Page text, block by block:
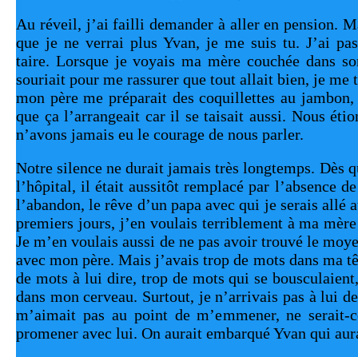
Au réveil, j’ai failli demander à aller en pension.
que je ne verrai plus Yvan, je me suis tu. J’ai
taire. Lorsque je voyais ma mère couchée dans
souriait pour me rassurer que tout allait bien, je me
mon père me préparait des coquillettes au
que ça l’arrangeait car il se taisait aussi. Nous
n’avons jamais eu le courage de nous parler.
Notre silence ne durait jamais très longtemps. Dès
l’hôpital, il était aussitôt remplacé par l’absence
l’abandon, le rêve d’un papa avec qui je serais allé
premiers jours, j’en voulais terriblement à ma
Je m’en voulais aussi de ne pas avoir trouvé le
avec mon père. Mais j’avais trop de mots dans ma
de mots à lui dire, trop de mots qui se
dans mon cerveau. Surtout, je n’arrivais pas à lui
m’aimait pas au point de m’emmener, ne serait-
promener avec lui. On aurait embarqué Yvan qui